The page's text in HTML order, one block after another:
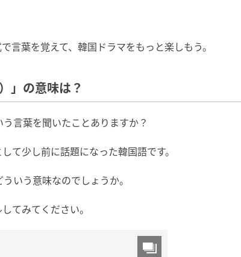
言葉を覚えて、韓国ドラマをもっと楽しもう。
」の意味は？
う言葉を聞いたことありますか？
て少し前に話題になった韓国語です。
いう意味なのでしょうか。
てみてください。